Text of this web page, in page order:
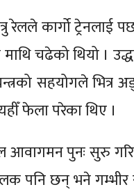
रेलले कार्गो ट्रेनलाई
चढेको थियो ।
सहयोगले भित्र
फेला परेका थिए ।
आवागमन पुनः सुरु
पनि छन् भने